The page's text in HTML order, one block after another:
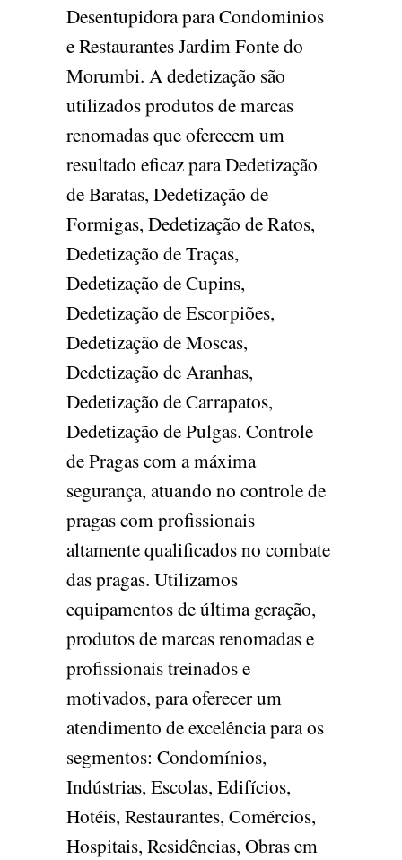
Desentupidora para Condominios
e Restaurantes Jardim Fonte do
Morumbi. A dedetização são
utilizados produtos de marcas
renomadas que oferecem um
resultado eficaz para Dedetização
de Baratas, Dedetização de
Formigas, Dedetização de Ratos,
Dedetização de Traças,
Dedetização de Cupins,
Dedetização de Escorpiões,
Dedetização de Moscas,
Dedetização de Aranhas,
Dedetização de Carrapatos,
Dedetização de Pulgas. Controle
de Pragas com a máxima
segurança, atuando no controle de
pragas com profissionais
altamente qualificados no combate
das pragas. Utilizamos
equipamentos de última geração,
produtos de marcas renomadas e
profissionais treinados e
motivados, para oferecer um
atendimento de excelência para os
segmentos: Condomínios,
Indústrias, Escolas, Edifícios,
Hotéis, Restaurantes, Comércios,
Hospitais, Residências, Obras em